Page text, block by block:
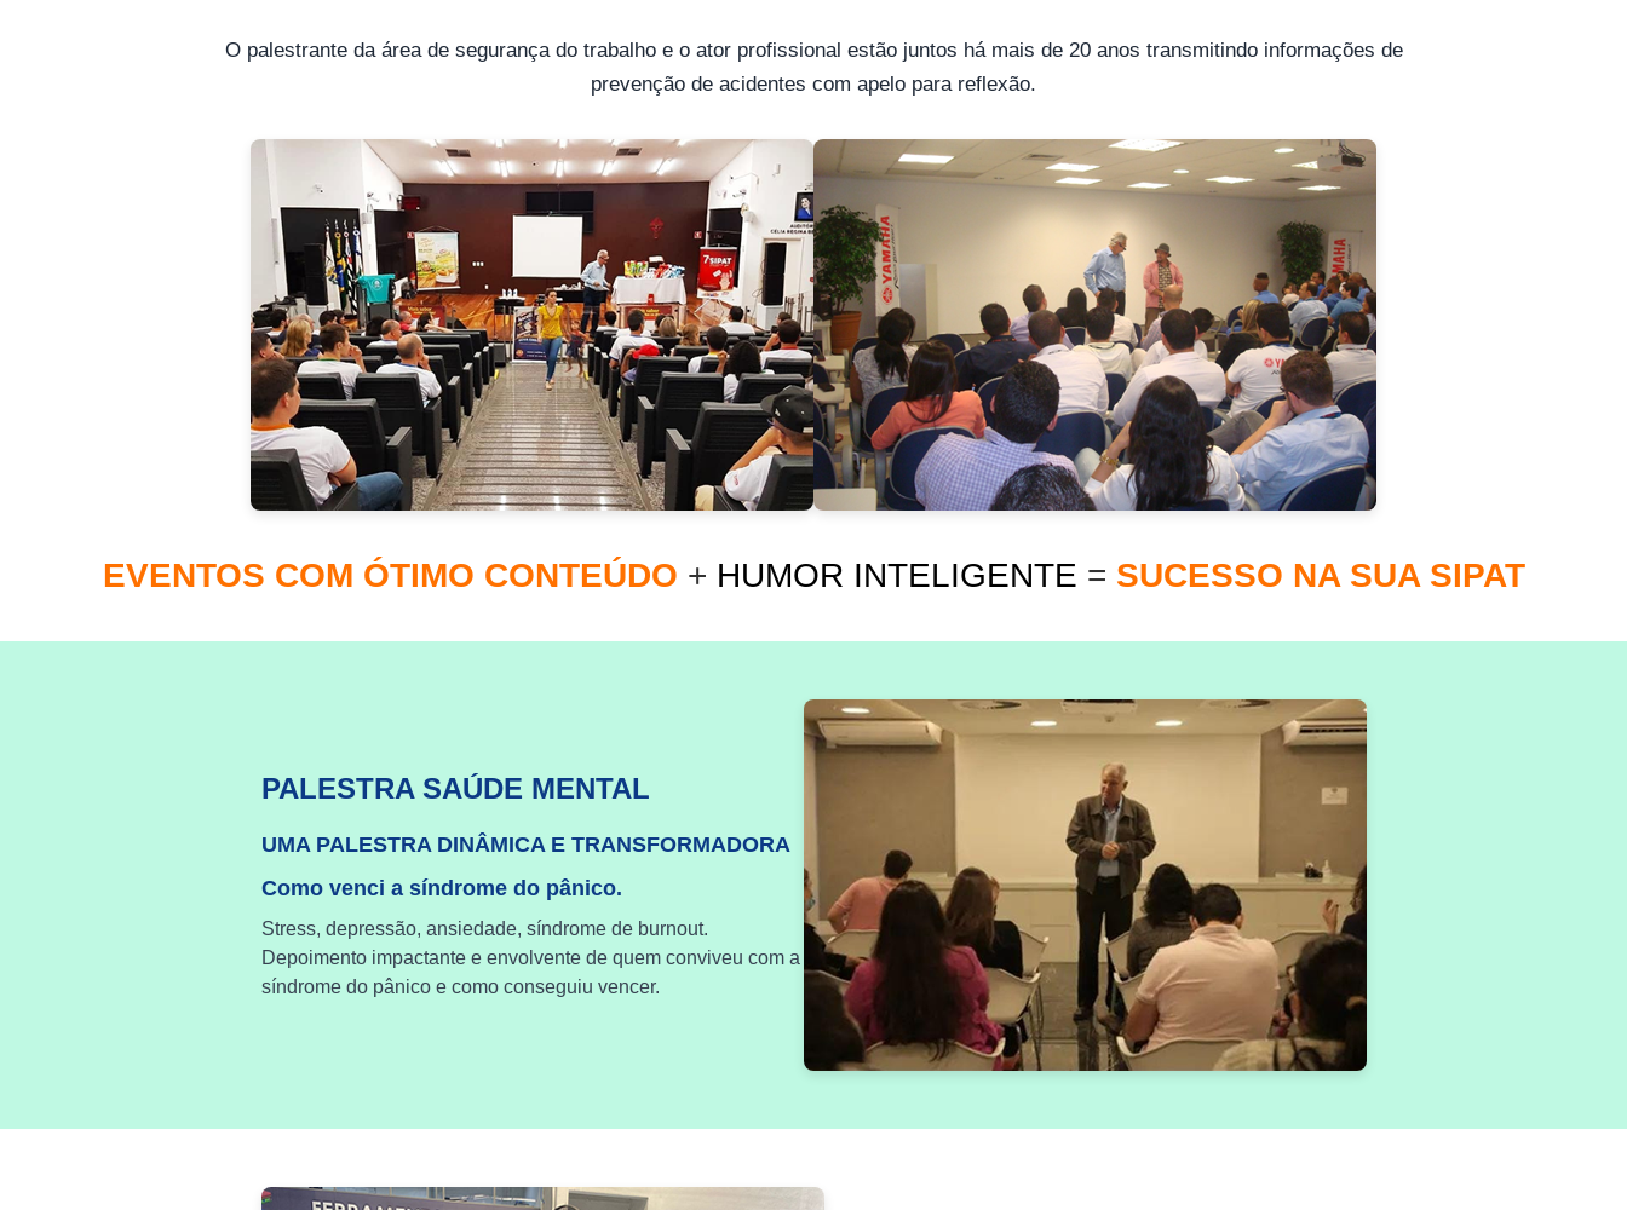
O palestrante da área de segurança do trabalho e o ator profissional estão juntos há mais de 20 anos transmitindo informações de
prevenção de acidentes com apelo para reflexão.
EVENTOS COM ÓTIMO CONTEÚDO + HUMOR INTELIGENTE = SUCESSO NA SUA SIPAT
PALESTRA SAÚDE MENTAL
UMA PALESTRA DINÂMICA E TRANSFORMADORA
Como venci a síndrome do pânico.
Stress, depressão, ansiedade, síndrome de burnout.
Depoimento impactante e envolvente de quem conviveu com a
síndrome do pânico e como conseguiu vencer.